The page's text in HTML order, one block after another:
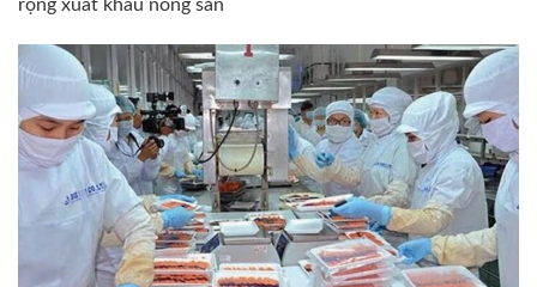
rộng xuất khẩu nông sản